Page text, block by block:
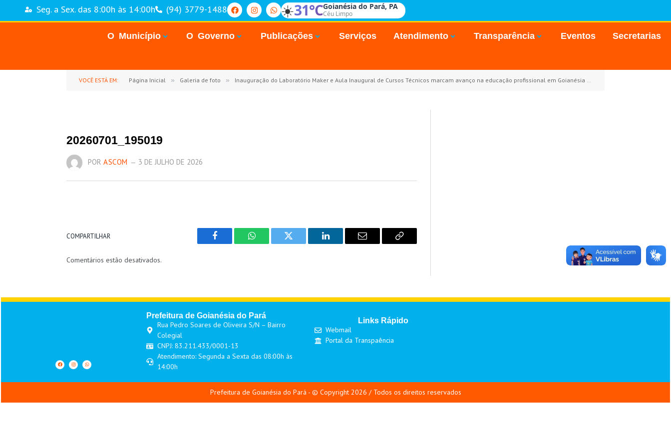
Seg. a Sex. das 8:00h às 14:00h (94) 3779-1488 ☀️31°CGoianésia do Pará, PA
Céu Limpo
O Município O Governo Publicações Serviços Atendimento Transparência Eventos Secretarias
VOCÊ ESTÁ EM: Página Inicial » Galeria de foto » Inauguração do Laboratório Maker e Aula Inaugural de Cursos Técnicos marcam avanço na educação profissional em Goianésia do Pará
20260701_195019
POR ASCOM 3 DE JULHO DE 2026
COMPARTILHAR
Facebook WhatsAppTwitter LinkedIn Email
Copy
Comentários estão desativados.
Prefeitura de Goianésia do Pará
Rua Pedro Soares de Oliveira S/N – Bairro
Colegial
CNPJ: 83.211.433/0001-13
Atendimento: Segunda a Sexta das 08:00h às
14:00h
Links Rápido
Webmail
Portal da Transpaência
Prefeitura de Goianésia do Pará - © Copyright 2026 / Todos os direitos reservados